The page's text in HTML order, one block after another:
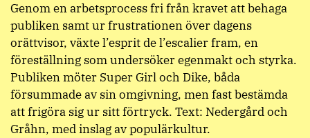
Genom en arbetsprocess fri från kravet att behaga
publiken samt ur frustrationen över dagens
orättvisor, växte l’esprit de l’escalier fram, en
föreställning som undersöker egenmakt och styrka.
Publiken möter Super Girl och Dike, båda
försummade av sin omgivning, men fast bestämda
att frigöra sig ur sitt förtryck. Text: Nedergård och
Gråhn, med inslag av populärkultur.